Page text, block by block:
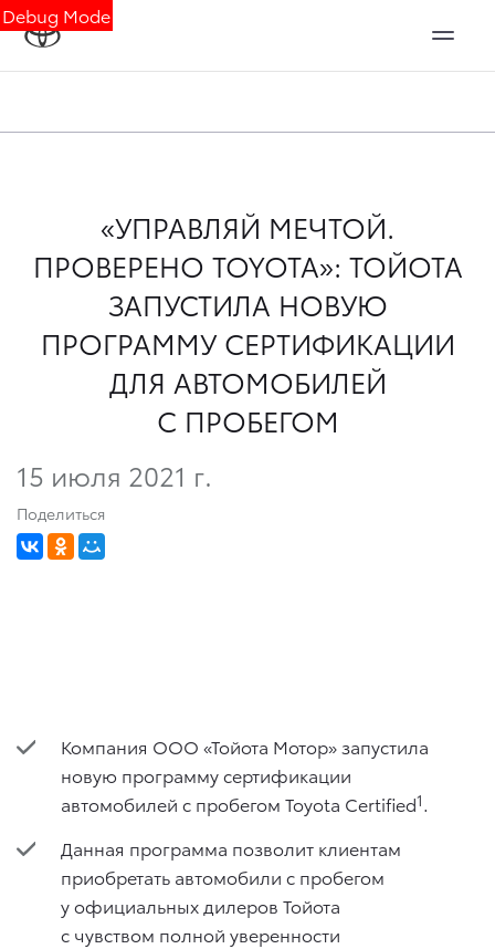
Debug Mode
«УПРАВЛЯЙ МЕЧТОЙ.
ПРОВЕРЕНО TOYOTA»: ТОЙОТА
ЗАПУСТИЛА НОВУЮ
ПРОГРАММУ СЕРТИФИКАЦИИ
ДЛЯ АВТОМОБИЛЕЙ
С ПРОБЕГОМ
15 июля 2021 г.
Поделиться
Компания ООО «Тойота Мотор» запустила
новую программу сертификации
автомобилей с пробегом Toyota Certified1.
Данная программа позволит клиентам
приобретать автомобили с пробегом
у официальных дилеров Тойота
с чувством полной уверенности